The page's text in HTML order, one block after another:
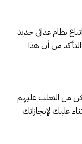
نظام غذائي جديد
من أن هذا
من التغلب عليهم
عليك لإنجازاتك